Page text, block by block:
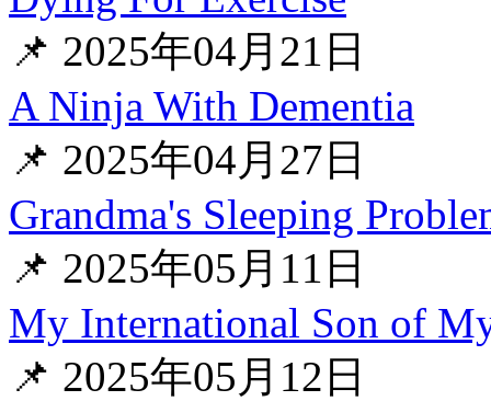
📌 2025年04月21日
A Ninja With Dementia
📌 2025年04月27日
Grandma's Sleeping
📌 2025年05月11日
My International Son of
📌 2025年05月12日